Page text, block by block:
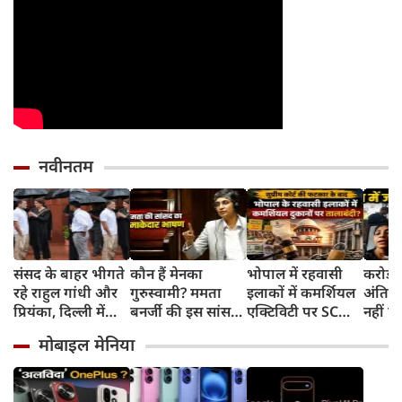
नवीनतम
संसद के बाहर भीगते
रहे राहुल गांधी और
प्रियंका, दिल्‍ली में
आनंद, वीडियो सोशल
मीडिया में वायरल
कौन हैं मेनका
गुरुस्वामी? ममता
बनर्जी की इस सांसद
भाषण में कमाल कर
दिया
भोपाल में रहवासी
इलाकों में कमर्शियल
एक्टिविटी पर SC
निरस्त के साथ
सरकार को फटकार,
तलब की एक्शन
अंतिम
नहीं
भेजकर
मोबाइल मेनिया